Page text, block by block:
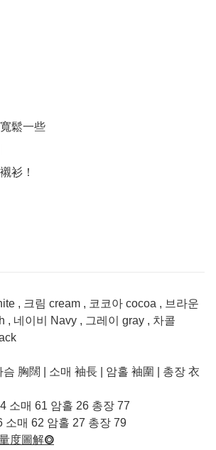
鬆一些
衫！
, 크림 cream , 코코아 cocoa , 브라운
, 네이비 Navy , 그레이 gray , 차콜
슴 胸闊 | 소매 袖長 | 암홀 袖圍 | 총장 衣
소매 61 암홀 26 총장 77
소매 62 암홀 27 총장 79
度圖解⭗